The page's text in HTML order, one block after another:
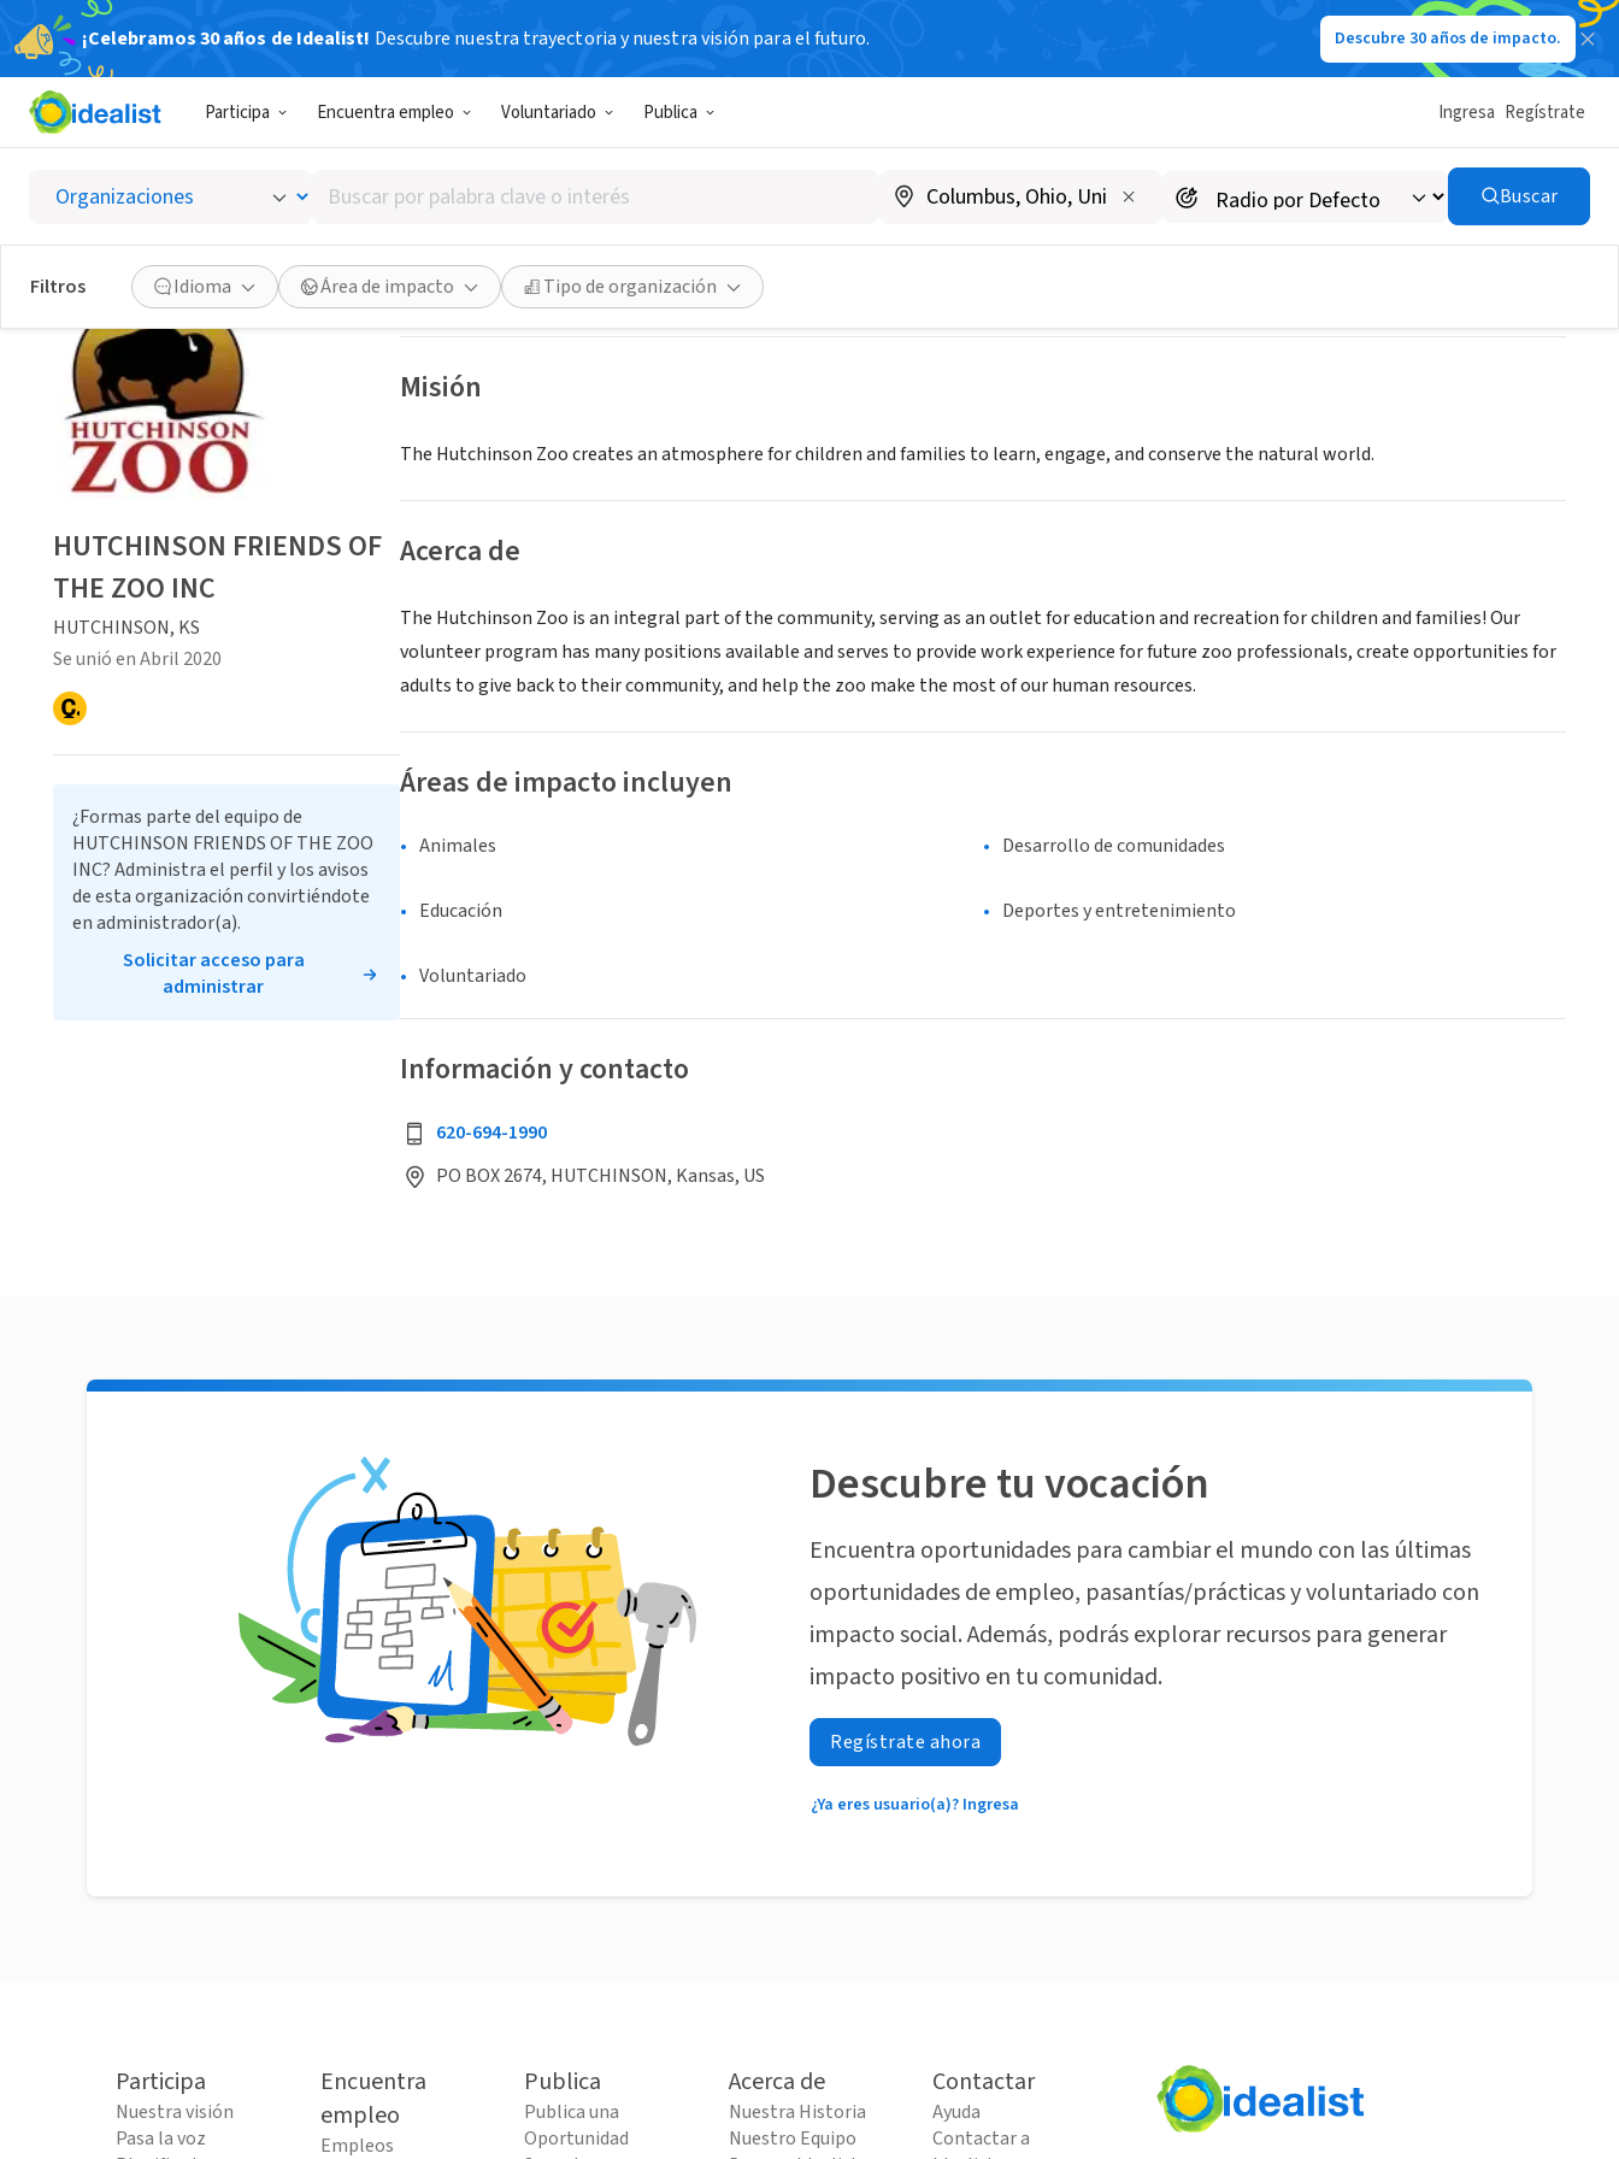
¡Celebramos 30 años de Idealist! Descubre nuestra trayectoria y nuestra visión para el futuro. Descubre 30 años de impacto.
Participa Encuentra empleo Voluntariado Publica Ingresa Regístrate
Buscar
por
palabra
clave
o
interés
Buscar
Filtros Idioma Área de impacto Tipo de organización
HUTCHINSON FRIENDS OF THE ZOO INC
HUTCHINSON, KS www.hutchinsonzoo.org
Guardar Compartir
Misión
The Hutchinson Zoo creates an atmosphere for children and families to learn, engage, and conserve the natural world.
Acerca de
The Hutchinson Zoo is an integral part of the community, serving as an outlet for education and recreation for children and families! Our
volunteer program has many positions available and serves to provide work experience for future zoo professionals, create opportunities for
adults to give back to their community, and help the zoo make the most of our human resources.
Áreas de impacto incluyen
Animales Desarrollo de comunidades
Educación Deportes y entretenimiento
Voluntariado
Información y contacto
620-694-1990
PO BOX 2674, HUTCHINSON, Kansas, US
HUTCHINSON FRIENDS OF
THE ZOO INC
HUTCHINSON, KS
Se unió en Abril 2020
¿Formas parte del equipo de
HUTCHINSON FRIENDS OF THE ZOO
INC? Administra el perfil y los avisos
de esta organización convirtiéndote
en administrador(a).
Solicitar acceso para
administrar
Descubre tu vocación
Encuentra oportunidades para cambiar el mundo con las últimas
oportunidades de empleo, pasantías/prácticas y voluntariado con
impacto social. Además, podrás explorar recursos para generar
impacto positivo en tu comunidad.
Regístrate ahora
¿Ya eres usuario(a)? Ingresa
Participa
Nuestra visión
Pasa la voz
Encuentra
empleo
Empleos
Publica
Publica una
Oportunidad
Acerca de
Nuestra Historia
Nuestro Equipo
Contactar
Ayuda
Contactar a